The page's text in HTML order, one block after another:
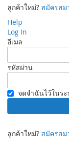
ลูกค้าใหม่? สมัครส
Help
Log In
อีเมล
รหัสผ่าน
จดจำฉันไว้ในร
ลูกค้าใหม่? สมัครส